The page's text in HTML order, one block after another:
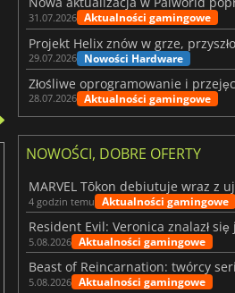
31.07.2026 Aktualności gamingowe
29.07.2026 Nowości Hardware
28.07.2026 Aktualności gamingowe
NOWOŚCI, DOBRE OFERTY
4 godzin temu Aktualności gamingowe
5.08.2026 Aktualności gamingowe
5.08.2026 Aktualności gamingowe